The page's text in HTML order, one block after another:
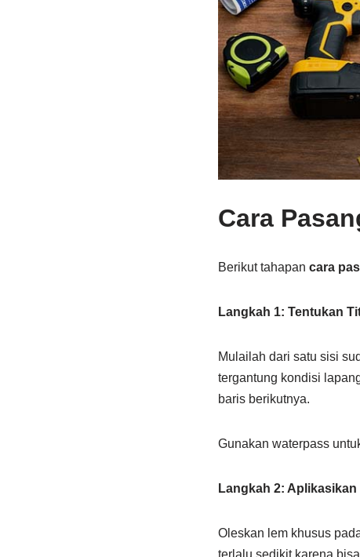
Cara
Berikut tahapan cara
Langkah 1: Tentukan
Mulailah dari satu sisi
tergantung kondisi
baris berikutnya.
Gunakan waterpass
Langkah 2: Aplikasikan
Oleskan lem khusus
terlalu sedikit karena